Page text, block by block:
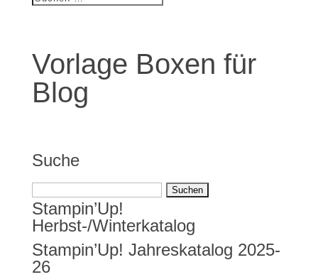
Vorlage Boxen für
Blog
Suche
Suchen
nach:
Stampin’Up!
Herbst-/Winterkatalog
Stampin’Up! Jahreskatalog 2025-
26